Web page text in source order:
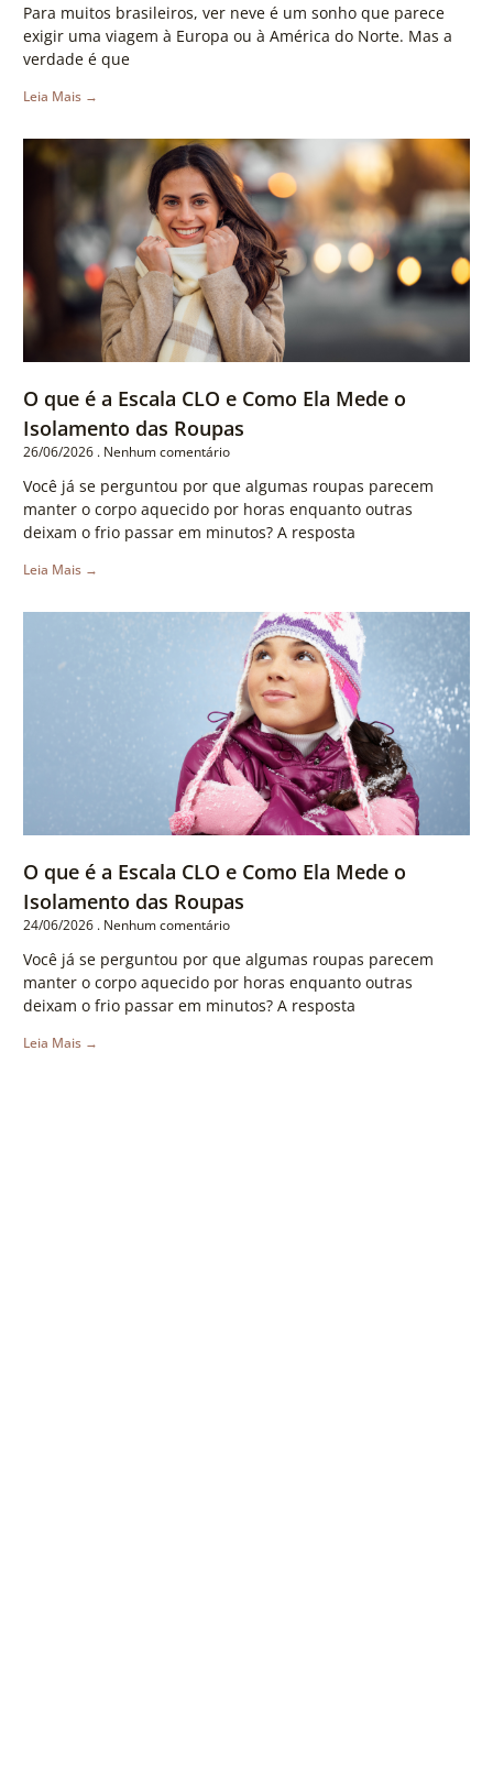
Para muitos brasileiros, ver neve é um sonho que parece
exigir uma viagem à Europa ou à América do Norte. Mas a
verdade é que
Leia Mais →
O que é a Escala CLO e Como Ela Mede o
Isolamento das Roupas
26/06/2026 Nenhum comentário
Você já se perguntou por que algumas roupas parecem
manter o corpo aquecido por horas enquanto outras
deixam o frio passar em minutos? A resposta
Leia Mais →
O que é a Escala CLO e Como Ela Mede o
Isolamento das Roupas
24/06/2026 Nenhum comentário
Você já se perguntou por que algumas roupas parecem
manter o corpo aquecido por horas enquanto outras
deixam o frio passar em minutos? A resposta
Leia Mais →